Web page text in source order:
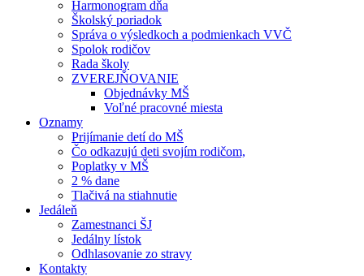
Harmonogram dňa
Školský poriadok
Správa o výsledkoch a podmienkach VVČ
Spolok rodičov
Rada školy
ZVEREJŇOVANIE
Objednávky MŠ
Voľné pracovné miesta
Oznamy
Prijímanie detí do MŠ
Čo odkazujú deti svojím rodičom,
Poplatky v MŠ
2 % dane
Tlačivá na stiahnutie
Jedáleň
Zamestnanci ŠJ
Jedálny lístok
Odhlasovanie zo stravy
Kontakty